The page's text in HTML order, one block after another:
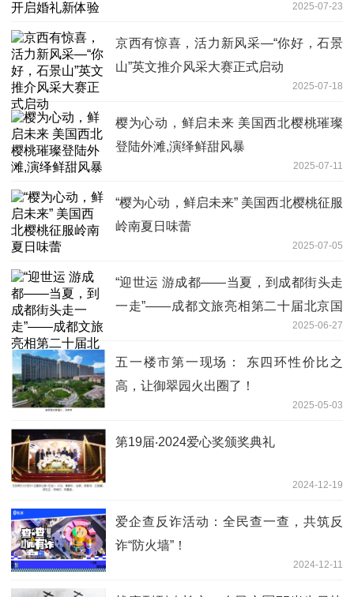
2025-07-23
京西有惊喜，活力新风采—“你好，石景
山”英文推介风采大赛正式启动
2025-07-18
樱为心动，鲜启未来 美国西北樱桃璀璨
登陆外滩,演绎鲜甜风暴
2025-07-11
“樱为心动，鲜启未来” 美国西北樱桃征服
岭南夏日味蕾
2025-07-05
“迎世运 游成都——当夏，到成都街头走
一走”——成都文旅亮相第二十届北京国
2025-06-27
五一楼市第一现场： 东四环性价比之
高，让御翠园火出圈了！
2025-05-03
第19届‧2024爱心奖颁奖典礼
2024-12-19
爱企查反诈活动：全民查一查，共筑反
诈“防火墙”！
2024-12-11